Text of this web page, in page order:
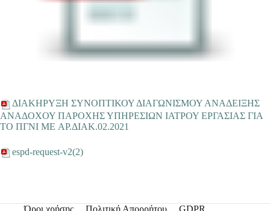
ΔΙΑΚΗΡΥΞΗ ΣΥΝΟΠΤΙΚΟΥ ΔΙΑΓΩΝΙΣΜΟΥ ΑΝΑΔΕΙΞΗΣ
ΑΝΑΔΟΧΟΥ ΠΑΡΟΧΗΣ ΥΠΗΡΕΣΙΩΝ ΙΑΤΡΟΥ ΕΡΓΑΣΙΑΣ ΓΙΑ
ΤΟ ΠΓΝΙ ME ΑΡ.ΔΙΑΚ.02.2021
espd-request-v2(2)
Όροι χρήσης Πολιτική Απορρήτου GDPR